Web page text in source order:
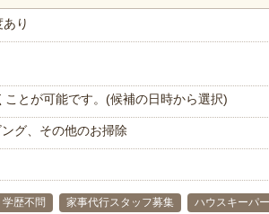
り
とが可能です。(候補の日時から選択)
グ、その他のお掃除
学歴不問 家事代行スタッフ募集
ハウスキーパ